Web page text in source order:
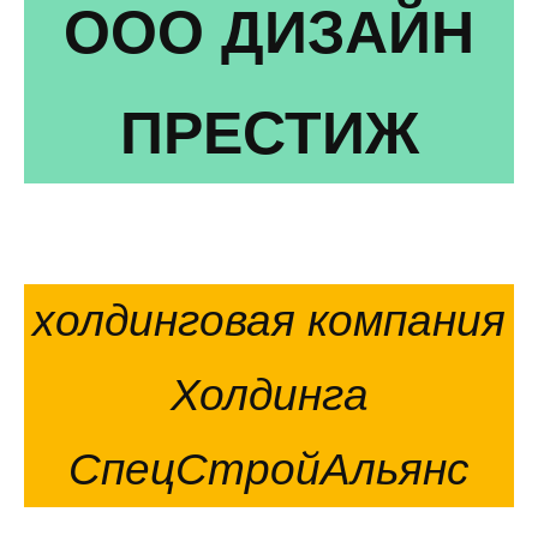
ООО ДИЗАЙН
ПРЕСТИЖ
холдинговая компания
Холдинга
СпецСтройАльянс